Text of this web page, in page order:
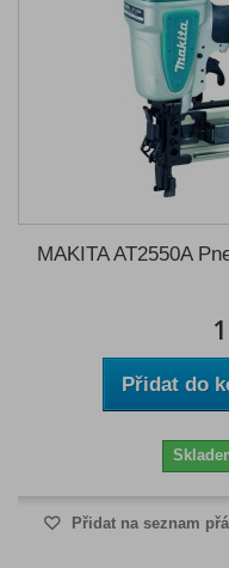
MAKITA AT2550A
Přidat do
Přidat na seznam